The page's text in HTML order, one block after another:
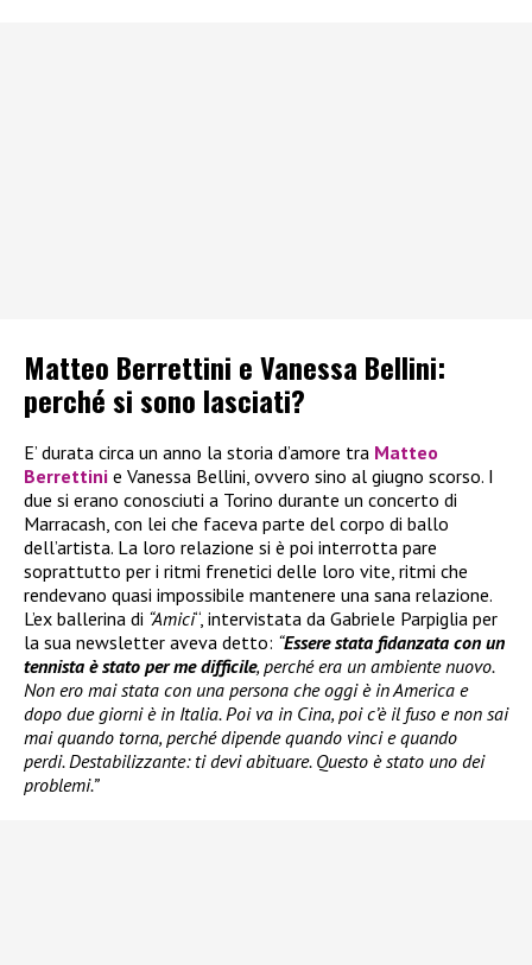
Matteo Berrettini e Vanessa Bellini:
perché si sono lasciati?
E’ durata circa un anno la storia d’amore tra Matteo
Berrettini e Vanessa Bellini, ovvero sino al giugno scorso. I
due si erano conosciuti a Torino durante un concerto di
Marracash, con lei che faceva parte del corpo di ballo
dell’artista. La loro relazione si è poi interrotta pare
soprattutto per i ritmi frenetici delle loro vite, ritmi che
rendevano quasi impossibile mantenere una sana relazione.
L’ex ballerina di “Amici“, intervistata da Gabriele Parpiglia per
la sua newsletter aveva detto: “Essere stata fidanzata con un
tennista è stato per me difficile, perché era un ambiente nuovo.
Non ero mai stata con una persona che oggi è in America e
dopo due giorni è in Italia. Poi va in Cina, poi c’è il fuso e non sai
mai quando torna, perché dipende quando vinci e quando
perdi. Destabilizzante: ti devi abituare. Questo è stato uno dei
problemi.”